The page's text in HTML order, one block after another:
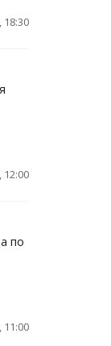
18:30
12:00
по
11:00